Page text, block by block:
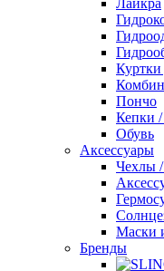
Лайкра
Куртки
Пончо
Кепки
Обувь
Аксессуары
Чехлы
Маски
Бренды